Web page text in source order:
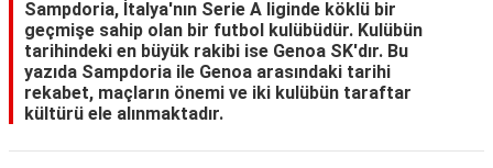
Sampdoria, İtalya'nın Serie A liginde köklü bir
geçmişe sahip olan bir futbol kulübüdür. Kulübün
tarihindeki en büyük rakibi ise Genoa SK'dır. Bu
yazıda Sampdoria ile Genoa arasındaki tarihi
rekabet, maçların önemi ve iki kulübün taraftar
kültürü ele alınmaktadır.